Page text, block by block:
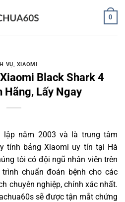
0
VỤ, XIAOMI
Black Shark 4
Hãng, Lấy Ngay
lập năm 2003 và là trung tâm
tính bảng Xiaomi uy tín tại Hà
tôi có đội ngũ nhân viên trên
chuẩn đoán bệnh cho các
chuyên nghiệp, chính xác nhất.
sẽ được tận mắt chứng